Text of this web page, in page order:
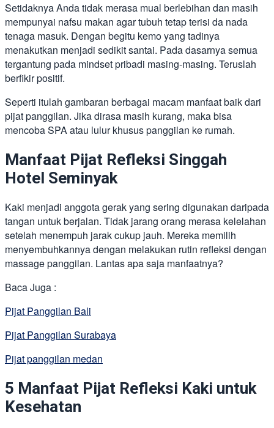
Setidaknya Anda tidak merasa mual berlebihan dan masih
mempunyai nafsu makan agar tubuh tetap terisi da nada
tenaga masuk. Dengan begitu kemo yang tadinya
menakutkan menjadi sedikit santai. Pada dasarnya semua
tergantung pada mindset pribadi masing-masing. Teruslah
berfikir positif.
Seperti itulah gambaran berbagai macam manfaat baik dari
pijat panggilan. Jika dirasa masih kurang, maka bisa
mencoba SPA atau lulur khusus panggilan ke rumah.
Manfaat Pijat Refleksi Singgah
Hotel Seminyak
Kaki menjadi anggota gerak yang sering digunakan daripada
tangan untuk berjalan. Tidak jarang orang merasa kelelahan
setelah menempuh jarak cukup jauh. Mereka memilih
menyembuhkannya dengan melakukan rutin refleksi dengan
massage panggilan. Lantas apa saja manfaatnya?
Baca Juga :
Pijat Panggilan Bali
Pijat Panggilan Surabaya
Pijat panggilan medan
5 Manfaat Pijat Refleksi Kaki untuk
Kesehatan